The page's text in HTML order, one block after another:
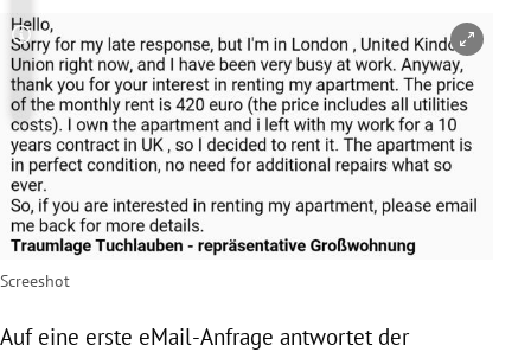
Copyright-Hinweis öffnen/schließen
Screeshot
Auf eine erste eMail-Anfrage antwortet der